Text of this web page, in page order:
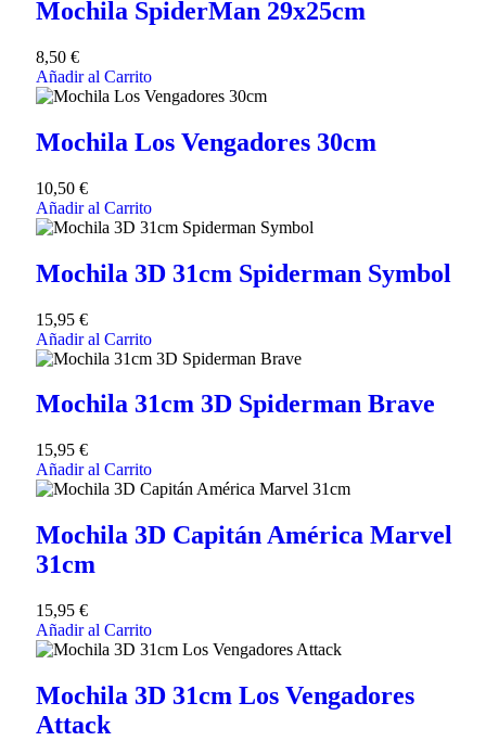
Mochila SpiderMan 29x25cm
8,50 €
Añadir al Carrito
Mochila Los Vengadores 30cm
10,50 €
Añadir al Carrito
Mochila 3D 31cm Spiderman Symbol
15,95 €
Añadir al Carrito
Mochila 31cm 3D Spiderman Brave
15,95 €
Añadir al Carrito
Mochila 3D Capitán América Marvel
31cm
15,95 €
Añadir al Carrito
Mochila 3D 31cm Los Vengadores
Attack